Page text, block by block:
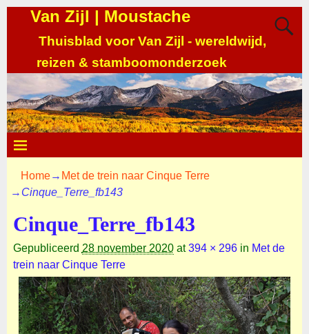
Van Zijl | Moustache
Thuisblad voor Van Zijl - wereldwijd,
reizen & stamboomonderzoek
Home→ Met de trein naar Cinque Terre
→ Cinque_Terre_fb143
Cinque_Terre_fb143
Gepubliceerd 28 november 2020at394 × 296in Met de
trein naar Cinque Terre